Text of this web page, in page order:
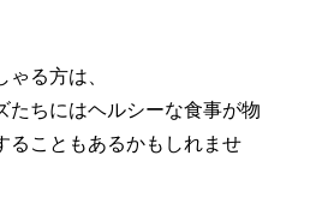
る方は、
たちにはヘルシーな食事が物
ることもあるかもしれませ